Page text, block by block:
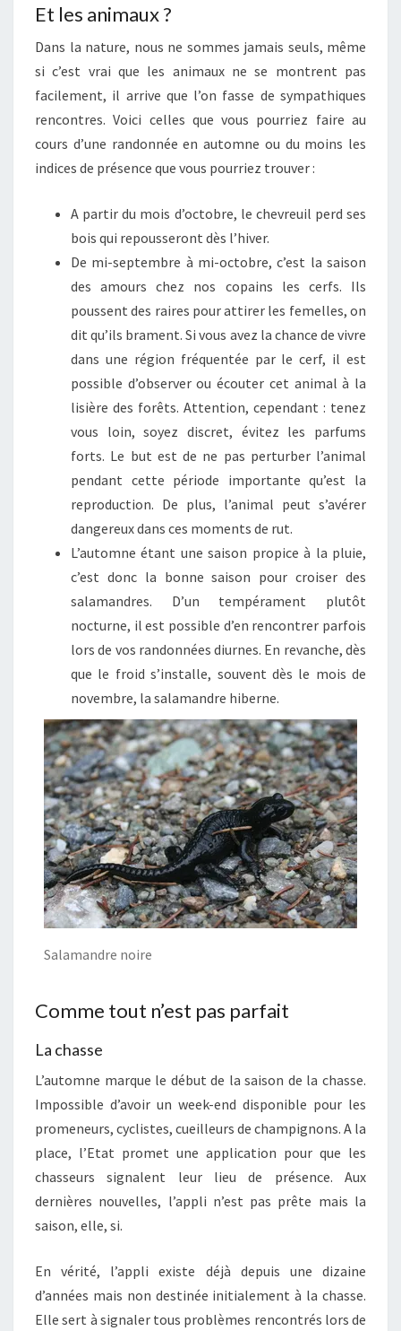
Et les animaux ?
Dans la nature, nous ne sommes jamais seuls, même
si c’est vrai que les animaux ne se montrent pas
facilement, il arrive que l’on fasse de sympathiques
rencontres. Voici celles que vous pourriez faire au
cours d’une randonnée en automne ou du moins les
indices de présence que vous pourriez trouver :
A partir du mois d’octobre, le chevreuil perd ses
bois qui repousseront dès l’hiver.
De mi-septembre à mi-octobre, c’est la saison
des amours chez nos copains les cerfs. Ils
poussent des raires pour attirer les femelles, on
dit qu’ils brament. Si vous avez la chance de vivre
dans une région fréquentée par le cerf, il est
possible d’observer ou écouter cet animal à la
lisière des forêts. Attention, cependant : tenez
vous loin, soyez discret, évitez les parfums
forts. Le but est de ne pas perturber l’animal
pendant cette période importante qu’est la
reproduction. De plus, l’animal peut s’avérer
dangereux dans ces moments de rut.
L’automne étant une saison propice à la pluie,
c’est donc la bonne saison pour croiser des
salamandres. D’un tempérament plutôt
nocturne, il est possible d’en rencontrer parfois
lors de vos randonnées diurnes. En revanche, dès
que le froid s’installe, souvent dès le mois de
novembre, la salamandre hiberne.
Salamandre noire
Comme tout n’est pas parfait
La chasse
L’automne marque le début de la saison de la chasse.
Impossible d’avoir un week-end disponible pour les
promeneurs, cyclistes, cueilleurs de champignons. A la
place, l’Etat promet une application pour que les
chasseurs signalent leur lieu de présence. Aux
dernières nouvelles, l’appli n’est pas prête mais la
saison, elle, si.
En vérité, l’appli existe déjà depuis une dizaine
d’années mais non destinée initialement à la chasse.
Elle sert à signaler tous problèmes rencontrés lors de